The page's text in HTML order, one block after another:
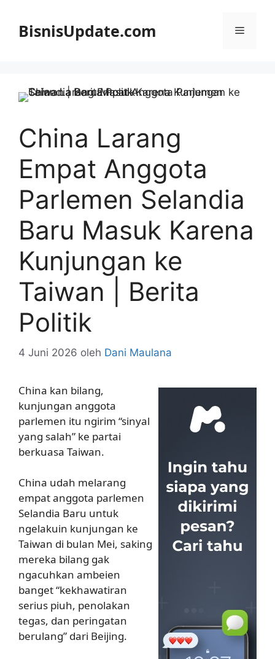
BisnisUpdate.com Menu
China Larang
Empat Anggota
Parlemen Selandia
Baru Masuk Karena
Kunjungan ke
Taiwan | Berita
Politik
4 Juni 2026 oleh Dani Maulana
China kan bilang,
kunjungan anggota
parlemen itu ngirim “sinyal
yang salah” ke partai
berkuasa Taiwan.
China udah melarang
empat anggota parlemen
Selandia Baru untuk
ngelakuin kunjungan ke
Taiwan di bulan Mei, saking
mereka bilang gak
ngacuhkan ambeien
banget “kekhawatiran
serius piuh, penolakan
tegas, dan peringatan
berulang” dari Beijing.